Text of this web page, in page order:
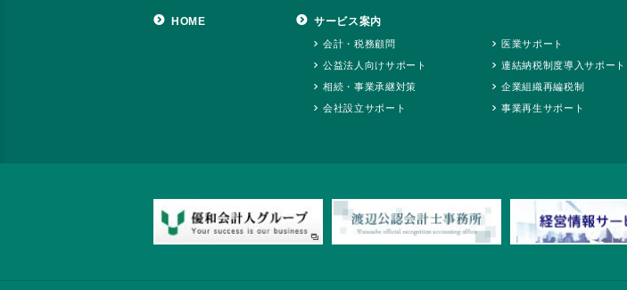
HOME サービス案内
会計・税務顧問
公益法人向けサポート
相続・事業承継対策
会社設立サポート
医業サポート
連結納税制度導入サポート
企業組織再編税制
事業再生サポート